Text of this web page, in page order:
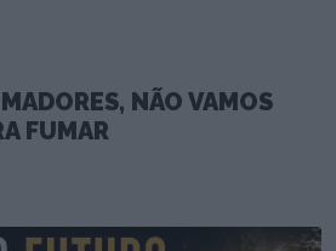
NÃO VAMOS
FUMAR